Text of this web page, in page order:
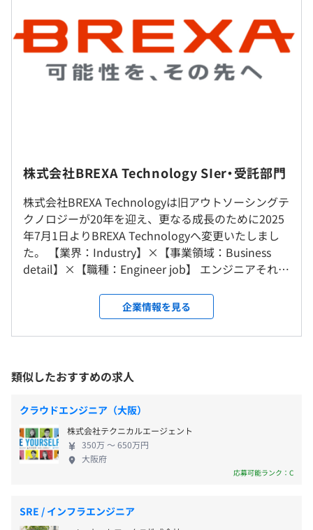
階に分けられています。
グレードごとに目標設定や評価基準が分かりやすく設定し
てあるため自身の目標に対し何が出来たら評価されるの
か、次のグレードに上がるためには何が必要なのかが明確
ているためご自身の目指すキャリアを築くことが出来る評
価制度になっています。
【事例1】
■概要
・大手通信キャリアの公式サイトや社内専用サイトなどで
使用されているFAQ機能
■要素技術（要素業務知識）
知識、HTML5、
・既存の分散している機能の掌握、キャリアシステム情報
システム側との折衝
・プロジェクトマネジメント能力（複数プロジェクトのマ
＜雇入時＞
東京第一支店および会社の指定する就業場所
＜変更範囲＞
会社の定める場所
受動喫煙防止措置に関する事項
敷地内禁煙（喫煙場所あり）
都営地下鉄浅草線、東京メトロ日比谷線｢東銀座｣駅徒歩3
昇給：年2回(4月,10月)
※600万円以上は経験に応じて検討します。
※スキル・経験年数・年齢を考慮し話し合いの上、優遇し
（※想定年収は年収提示額を保証するものではありません）
勤務時間：9:00～18:00
休憩時間：12:00〜13:00（60分）
平均残業時間：平均15時間／月
◆GW休暇
◆年末年始休暇
◆慶弔休暇
◆有給休暇（初年度10日）
◆産前・産後休暇
株式会社BREXA Technology SIer・受託部門
株式会社BREXA Technologyは旧アウトソーシングテ
クノロジーが20年を迎え、更なる成長のために2025
年7月1日よりBREXA Technologyへ変更いたしまし
た。 【業界：Industry】×【事業領域：Business
detail】×【職種：Engineer job】 エンジニアそれぞ
■業界：Industry 製造、建設、医薬、情報通信、金
融、官公庁、医療・福祉、物流、小売 etc. ■事業領
域：Business detail 人材派遣、SES、業務請負（常
職種：Engineer job インフラエンジニア（ネットワ
ーク・サーバー・クラウド・データベース・セキュ
リティ） 開発エンジニア（システム・WEB・組み込
み・モバイル） Maas、移動体通信、ICT、ITサポー
ト事務、デザイン BREXA Technologyの強みは、対
応可能な分野、領域、技術の幅広さや奥深さです。
利益をM＆Aなどによる技術メニューの拡大に積極投
品・サービスを調達してくる商社としての機能や、
高度なSI機能も有し、さらには自社でパッケージサ
企業情報を見る
類似したおすすめの求人
クラウドエンジニア（大阪）
株式会社テクニカルエージェント
350万 〜 650万円
大阪府
応募可能ランク：C
SRE / インフラエンジニア